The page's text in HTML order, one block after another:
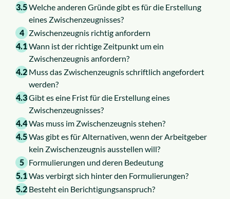
3.5Welche anderen Gründe gibt es für die Erstellung
eines Zwischenzeugnisses?
4 Zwischenzeugnis richtig anfordern
4.1Wann ist der richtige Zeitpunkt um ein
Zwischenzeugnis anfordern?
4.2 Muss das Zwischenzeugnis schriftlich angefordert
werden?
4.3Gibt es eine Frist für die Erstellung eines
Zwischenzeugnisses?
4.4Was muss im Zwischenzeugnis stehen?
4.5Was gibt es für Alternativen, wenn der Arbeitgeber
kein Zwischenzeugnis ausstellen will?
5 Formulierungen und deren Bedeutung
5.1Was verbirgt sich hinter den Formulierungen?
5.2 Besteht ein Berichtigungsanspruch?